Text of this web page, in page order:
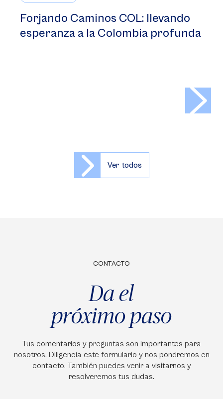
Forjando Caminos COL: llevando
esperanza a la Colombia profunda
Ver todos
CONTACTO
Da el
próximo paso
Tus comentarios y preguntas son importantes para
nosotros. Diligencia este formulario y nos pondremos en
contacto. También puedes venir a visitarnos y
resolveremos tus dudas.